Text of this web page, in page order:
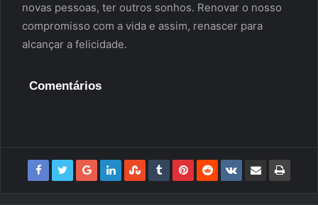
novas pessoas, ter outros sonhos. Renovar o nosso
compromisso com a vida e assim, renascer para
alcançar a felicidade.
Comentários